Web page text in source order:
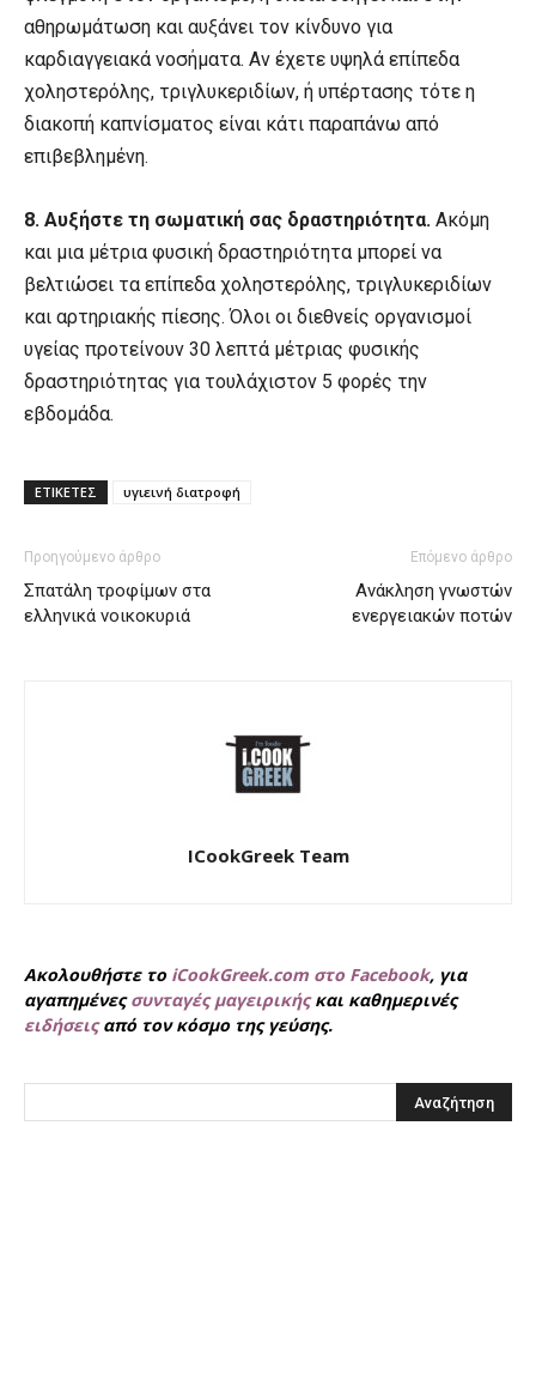
αθηρωμάτωση και αυξάνει τον κίνδυνο για
καρδιαγγειακά νοσήματα. Αν έχετε υψηλά επίπεδα
χοληστερόλης, τριγλυκεριδίων, ή υπέρτασης τότε η
διακοπή καπνίσματος είναι κάτι παραπάνω από
επιβεβλημένη.
8. Αυξήστε τη σωματική σας δραστηριότητα. Ακόμη
και μια μέτρια φυσική δραστηριότητα μπορεί να
βελτιώσει τα επίπεδα χοληστερόλης, τριγλυκεριδίων
και αρτηριακής πίεσης. Όλοι οι διεθνείς οργανισμοί
υγείας προτείνουν 30 λεπτά μέτριας φυσικής
δραστηριότητας για τουλάχιστον 5 φορές την
εβδομάδα.
ΕΤΙΚΕΤΕΣ υγιεινή διατροφή
Προηγούμενο άρθρο
Σπατάλη τροφίμων στα
ελληνικά νοικοκυριά
Επόμενο άρθρο
Ανάκληση γνωστών
ενεργειακών ποτών
ICookGreek Team
Ακολουθήστε το iCookGreek.com στο Facebook, για
αγαπημένεςσυνταγές μαγειρικήςκαι καθημερινές
ειδήσειςαπό τον κόσμο της γεύσης.